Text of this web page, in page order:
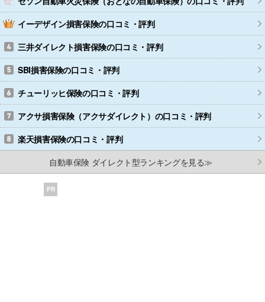
イーデザイン損害保険の口コミ・評判
三井ダイレクト損害保険の口コミ・評判
SBI損害保険の口コミ・評判
チューリッヒ保険の口コミ・評判
アクサ損害保険（アクサダイレクト） の口コミ・評判
楽天損害保険の口コミ・評判
自動車保険 ダイレクト型ランキングを見る≫
PR